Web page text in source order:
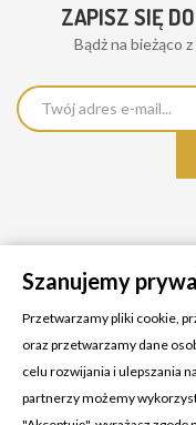
ZAPISZ SIĘ
Bądż na bieżąco
KONTAKT Z NAMI
Adres: Cosmetic4car
Szanujemy
Przetwarzamy pliki cookie,
oraz przetwarzamy dane
celu rozwijania i ulepszania
partnerzy możemy